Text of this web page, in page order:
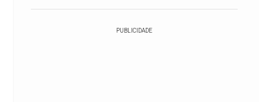
PUBLICIDADE